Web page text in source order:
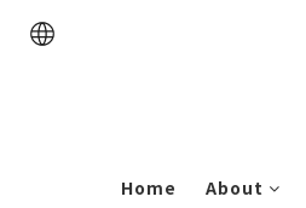
Home About